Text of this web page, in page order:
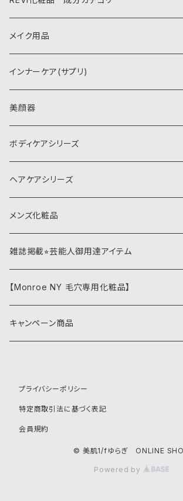
肌荒れ・敏感
シミ・くすみ
シワ・たるみ
毛穴改善
若返り・今より美しく
パーフェクトシリーズ(基礎化粧品)
REVI SOME シリーズ
再生因子(Cysay)シリーズ
スピキュールシリーズ(針)
NMN シリーズ (若化)
その他
アウラルームシリーズ(オーガニック)
NANO bubble (ナノバブル)
メイク用品
インナーケア(サプリ)
美顔器
ボディケアシリーズ
ヘアケアシリーズ
メンズ化粧品
雑誌掲載⭐︎芸能人御用達アイテム
【Monroe NY 毛穴専用化粧品】
キャンペーン商品
プライバシーポリシー
特定商取引法に基づく表記
会員規約
© 美肌1/fゆらぎ ONLINE
Powered by